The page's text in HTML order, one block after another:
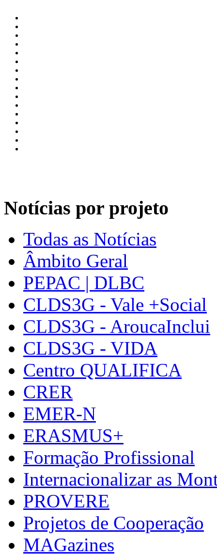
Notícias por projeto
Todas as Notícias
Âmbito Geral
PEPAC | DLBC
CLDS3G - Vale +Social
CLDS3G - AroucaInclui
CLDS3G - VIDA
Centro QUALIFICA
CRER
EMER-N
ERASMUS+
Formação Profissional
Internacionalizar as
PROVERE
Projetos de Cooperação
MAGazines